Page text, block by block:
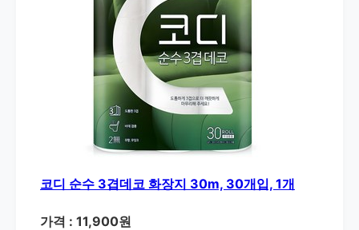
코디 순수 3겹데코 화장지 30m, 30개입, 1개
가격 : 11,900원